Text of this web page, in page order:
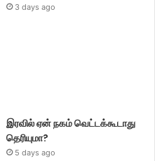
3 days ago
இரவில் ஏன் நகம் வெட்டக்கூடாது
தெரியுமா?
5 days ago